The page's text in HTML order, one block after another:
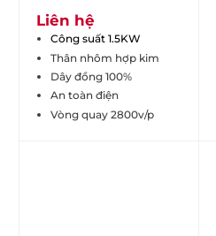
Liên hệ
Công suất 1.5KW
Thân nhôm hợp kim
Dây đồng 100%
An toàn điện
Vòng quay 2800v/p